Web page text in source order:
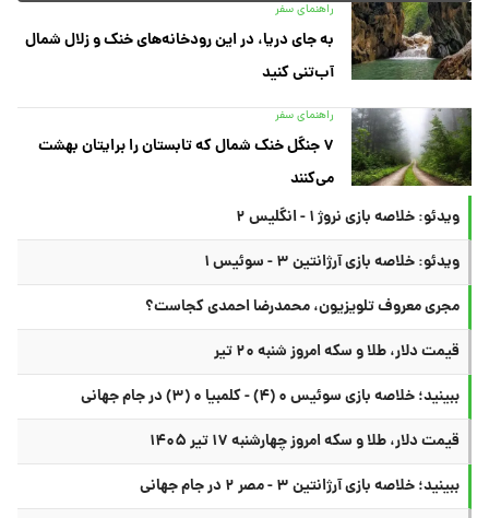
راهنمای سفر
به جای دریا، در این رودخانه‌های خنک و زلال شمال
آب‌تنی کنید
راهنمای سفر
۷ جنگل خنک شمال که تابستان را برایتان بهشت
می‌کنند
ویدئو: خلاصه بازی نروژ ۱ - انگلیس ۲
ویدئو: خلاصه بازی آرژانتین ۳ - سوئیس ۱
مجری معروف تلویزیون، محمدرضا احمدی کجاست؟
قیمت دلار، طلا و سکه امروز شنبه ۲۰ تیر
ببینید؛ خلاصه بازی سوئیس ۰ (۴) - کلمبیا ۰ (۳) در جام جهانی
قیمت دلار، طلا و سکه امروز چهارشنبه ۱۷ تیر ۱۴۰۵
ببینید؛ خلاصه بازی آرژانتین ۳ - مصر ۲ در جام جهانی